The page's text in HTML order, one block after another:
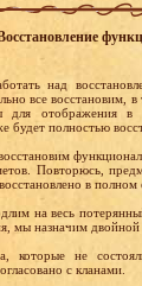
над
все восстановим,
для отображения
будет полностью
Повторюсь,
в полном
на весь
мы назначим
которые не
с кланами.